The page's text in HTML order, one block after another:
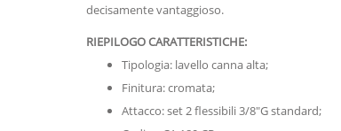
decisamente vantaggioso.
RIEPILOGO CARATTERISTICHE:
Tipologia: lavello canna alta;
Finitura: cromata;
Attacco: set 2 flessibili 3/8"G standard;